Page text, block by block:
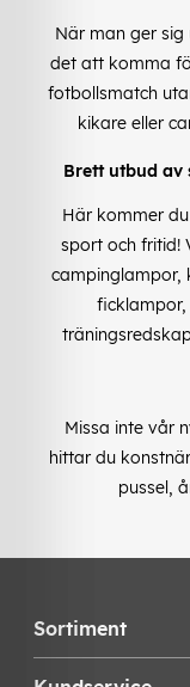
När man ger sig
det att komma
fotbollsmatch
kikare eller
Brett utbud
Här kommer
sport och fritid!
campinglampor,
ficklampor,
Missa inte vår
hittar du
pussel,
Sortiment